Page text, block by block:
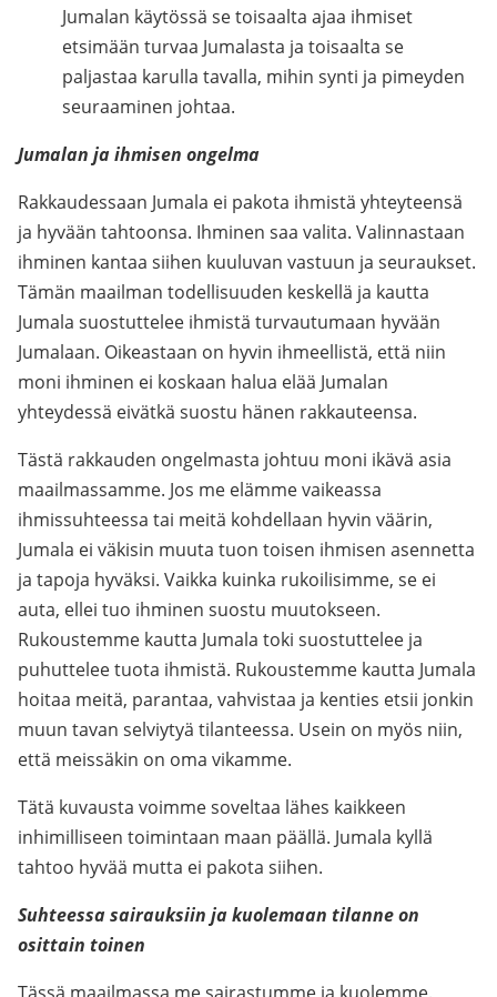
Jumalan käytössä se toisaalta ajaa ihmiset
etsimään turvaa Jumalasta ja toisaalta se
paljastaa karulla tavalla, mihin synti ja pimeyden
seuraaminen johtaa.
Jumalan ja ihmisen ongelma
Rakkaudessaan Jumala ei pakota ihmistä yhteyteensä
ja hyvään tahtoonsa. Ihminen saa valita. Valinnastaan
ihminen kantaa siihen kuuluvan vastuun ja seuraukset.
Tämän maailman todellisuuden keskellä ja kautta
Jumala suostuttelee ihmistä turvautumaan hyvään
Jumalaan. Oikeastaan on hyvin ihmeellistä, että niin
moni ihminen ei koskaan halua elää Jumalan
yhteydessä eivätkä suostu hänen rakkauteensa.
Tästä rakkauden ongelmasta johtuu moni ikävä asia
maailmassamme. Jos me elämme vaikeassa
ihmissuhteessa tai meitä kohdellaan hyvin väärin,
Jumala ei väkisin muuta tuon toisen ihmisen asennetta
ja tapoja hyväksi. Vaikka kuinka rukoilisimme, se ei
auta, ellei tuo ihminen suostu muutokseen.
Rukoustemme kautta Jumala toki suostuttelee ja
puhuttelee tuota ihmistä. Rukoustemme kautta Jumala
hoitaa meitä, parantaa, vahvistaa ja kenties etsii jonkin
muun tavan selviytyä tilanteessa. Usein on myös niin,
että meissäkin on oma vikamme.
Tätä kuvausta voimme soveltaa lähes kaikkeen
inhimilliseen toimintaan maan päällä. Jumala kyllä
tahtoo hyvää mutta ei pakota siihen.
Suhteessa sairauksiin ja kuolemaan tilanne on
osittain toinen